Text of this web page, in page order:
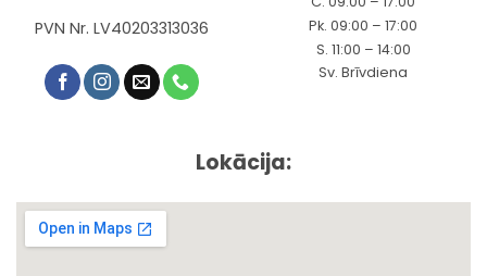
PVN Nr. LV40203313036
Pk. 09:00 – 17:00
S. 11:00 – 14:00
Sv. Brīvdiena
Lokācija: